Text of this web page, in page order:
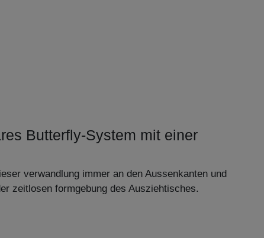
Butterfly-System mit einer
verwandlung immer an den Aussenkanten und
zeitlosen formgebung des Ausziehtisches.